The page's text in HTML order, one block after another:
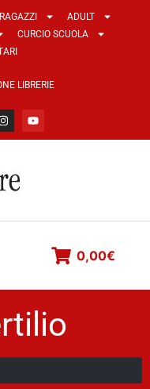
RAGAZZI
ADULT
CURCIO SCUOLA
LIBRERIE
0,00€